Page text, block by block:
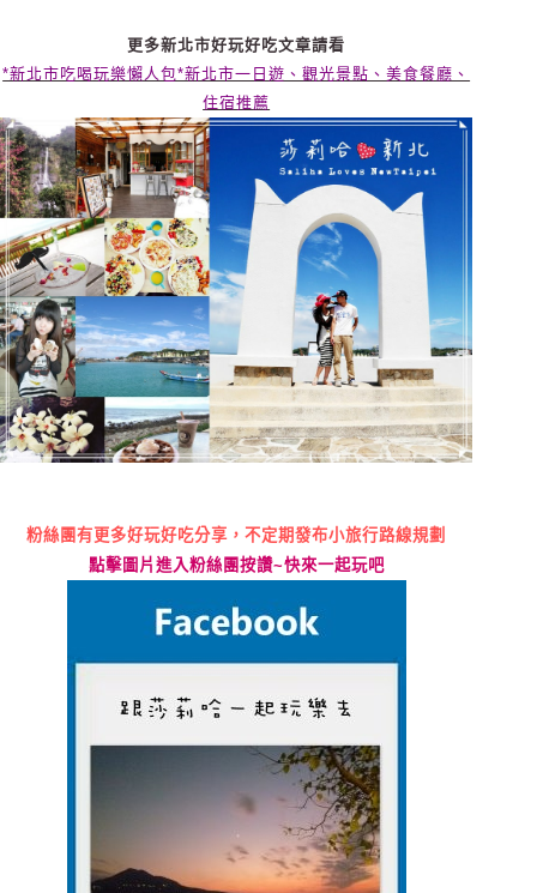
更多新北市好玩好吃文章請看
*新北市吃喝玩樂懶人包*新北市一日遊、觀光景點、美食餐廳、
住宿推薦
粉絲團有更多好玩好吃分享，不定期發布小旅行路線規劃
點擊圖片進入粉絲團按讚~快來一起玩吧